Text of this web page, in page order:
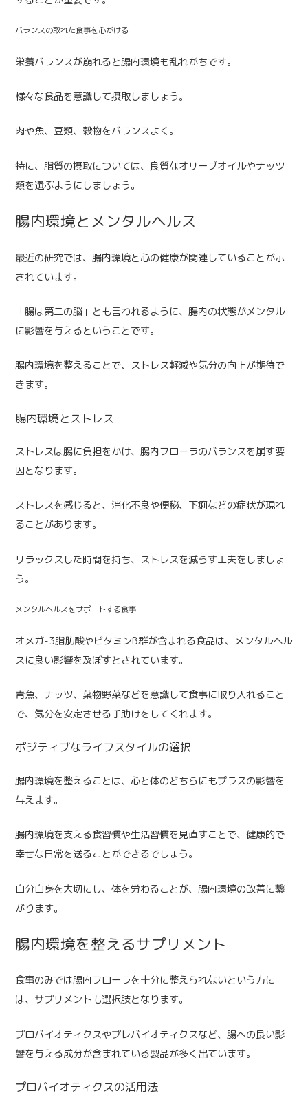
バランスの取れた食事を心がける
栄養バランスが崩れると腸内環境も乱れがちです。
様々な食品を意識して摂取しましょう。
肉や魚、豆類、穀物をバランスよく。
特に、脂質の摂取については、良質なオリーブオイルやナッツ
類を選ぶようにしましょう。
腸内環境とメンタルヘルス
最近の研究では、腸内環境と心の健康が関連していることが示
されています。
「腸は第二の脳」とも言われるように、腸内の状態がメンタル
に影響を与えるということです。
腸内環境を整えることで、ストレス軽減や気分の向上が期待で
きます。
腸内環境とストレス
ストレスは腸に負担をかけ、腸内フローラのバランスを崩す要
因となります。
ストレスを感じると、消化不良や便秘、下痢などの症状が現れ
ることがあります。
リラックスした時間を持ち、ストレスを減らす工夫をしましょ
う。
メンタルヘルスをサポートする食事
オメガ-3脂肪酸やビタミンB群が含まれる食品は、メンタルヘル
スに良い影響を及ぼすとされています。
青魚、ナッツ、葉物野菜などを意識して食事に取り入れること
で、気分を安定させる手助けをしてくれます。
ポジティブなライフスタイルの選択
腸内環境を整えることは、心と体のどちらにもプラスの影響を
与えます。
腸内環境を支える食習慣や生活習慣を見直すことで、健康的で
幸せな日常を送ることができるでしょう。
自分自身を大切にし、体を労わることが、腸内環境の改善に繋
がります。
腸内環境を整えるサプリメント
食事のみでは腸内フローラを十分に整えられないという方に
は、サプリメントも選択肢となります。
プロバイオティクスやプレバイオティクスなど、腸への良い影
響を与える成分が含まれている製品が多く出ています。
プロバイオティクスの活用法